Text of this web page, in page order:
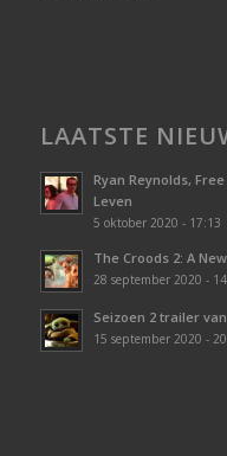
LAATSTE
Ryan Reynolds,
Leven
5 oktober 2020 - 17:13
The Croods 2: A
28 september 2020 -
Seizoen 2 trailer
15 september 2020 -